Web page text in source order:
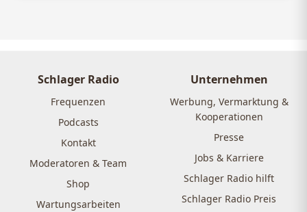
Schlager Radio
Frequenzen
Podcasts
Kontakt
Moderatoren & Team
Shop
Wartungsarbeiten
Unternehmen
Werbung, Vermarktung &
Kooperationen
Presse
Jobs & Karriere
Schlager Radio hilft
Schlager Radio Preis